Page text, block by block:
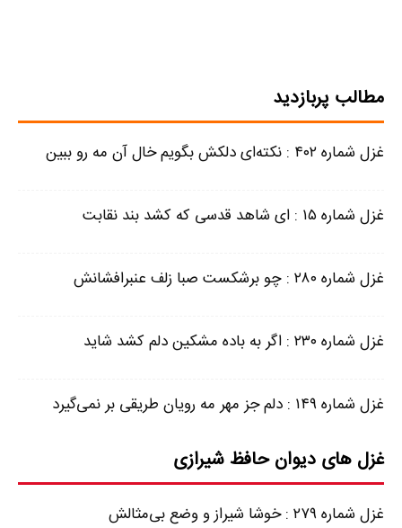
مطالب پربازدید
غزل شماره ۴۰۲ : نکته‌ای دلکش بگویم خال آن مه رو ببین
غزل شماره ۱۵ : ای شاهد قدسی که کشد بند نقابت
غزل شماره ۲۸۰ : چو برشکست صبا زلف عنبرافشانش
غزل شماره ۲۳۰ : اگر به باده مشکین دلم کشد شاید
غزل شماره ۱۴۹ : دلم جز مهر مه رویان طریقی بر نمی‌گیرد
غزل های دیوان حافظ شیرازی
غزل شماره ۲۷۹ : خوشا شیراز و وضع بی‌مثالش